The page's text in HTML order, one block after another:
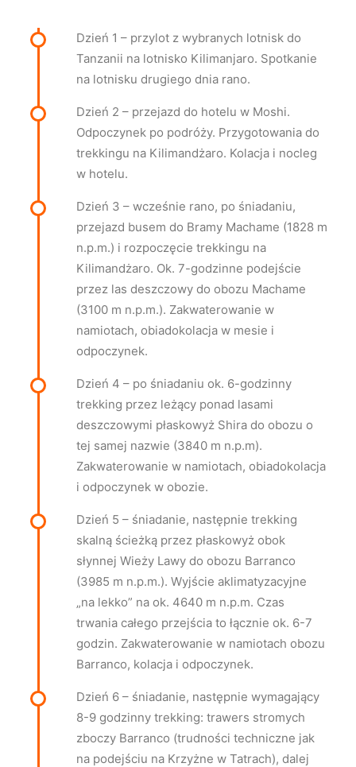
Dzień 1 – przylot z wybranych lotnisk do
Tanzanii na lotnisko Kilimanjaro. Spotkanie
na lotnisku drugiego dnia rano.
Dzień 2 – przejazd do hotelu w Moshi.
Odpoczynek po podróży. Przygotowania do
trekkingu na Kilimandżaro. Kolacja i nocleg
w hotelu.
Dzień 3 – wcześnie rano, po śniadaniu,
przejazd busem do Bramy Machame (1828 m
n.p.m.) i rozpoczęcie trekkingu na
Kilimandżaro. Ok. 7-godzinne podejście
przez las deszczowy do obozu Machame
(3100 m n.p.m.). Zakwaterowanie w
namiotach, obiadokolacja w mesie i
odpoczynek.
Dzień 4 – po śniadaniu ok. 6-godzinny
trekking przez leżący ponad lasami
deszczowymi płaskowyż Shira do obozu o
tej samej nazwie (3840 m n.p.m).
Zakwaterowanie w namiotach, obiadokolacja
i odpoczynek w obozie.
Dzień 5 – śniadanie, następnie trekking
skalną ścieżką przez płaskowyż obok
słynnej Wieży Lawy do obozu Barranco
(3985 m n.p.m.). Wyjście aklimatyzacyjne
„na lekko” na ok. 4640 m n.p.m. Czas
trwania całego przejścia to łącznie ok. 6-7
godzin. Zakwaterowanie w namiotach obozu
Barranco, kolacja i odpoczynek.
Dzień 6 – śniadanie, następnie wymagający
8-9 godzinny trekking: trawers stromych
zboczy Barranco (trudności techniczne jak
na podejściu na Krzyżne w Tatrach), dalej